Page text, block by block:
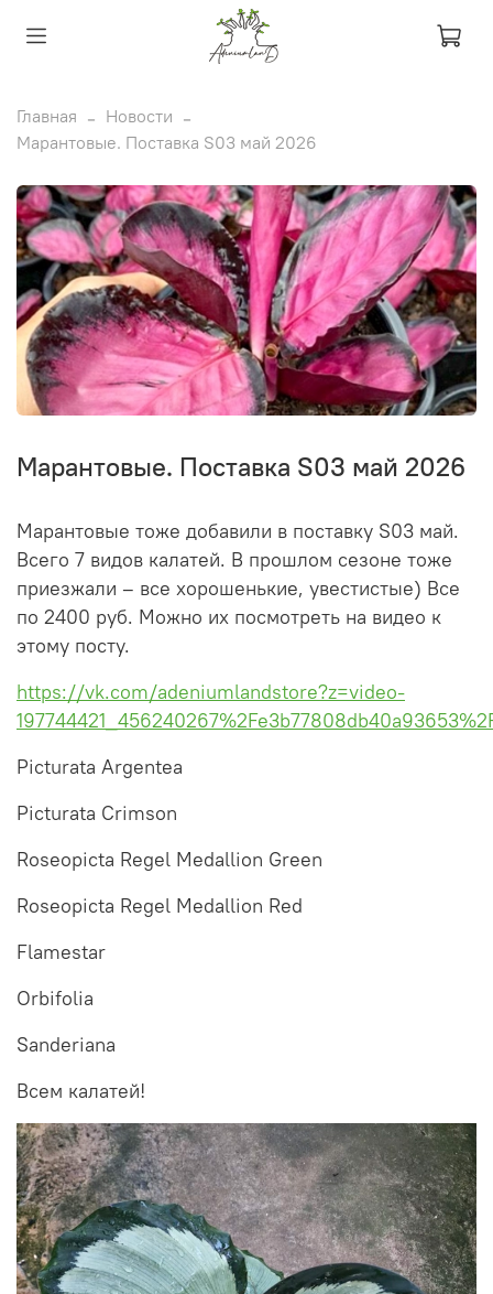
Главная
Новости
Марантовые. Поставка S03 май 2026
Марантовые. Поставка S03 май 2026
Марантовые тоже добавили в поставку S03 май.
Всего 7 видов калатей. В прошлом сезоне тоже
приезжали – все хорошенькие, увестистые) Все
по 2400 руб. Можно их посмотреть на видео к
этому посту.
https://vk.com/adeniumlandstore?z=video-
Picturata Argentea
Picturata Crimson
Roseopicta Regel Medallion Green
Roseopicta Regel Medallion Red
Flamestar
Orbifolia
Sanderiana
Всем калатей!